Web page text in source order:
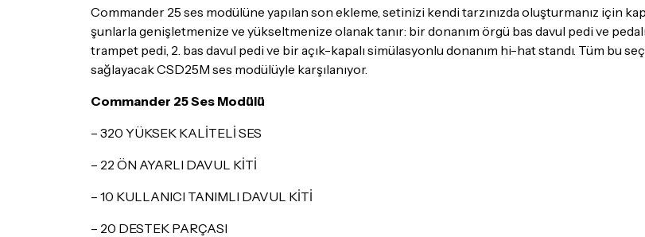
Commander 25 ses modülüne yapılan son ekleme, setinizi kendi tarzınızda oluşturmanız için
şunlarla genişletmenize ve yükseltmenize olanak tanır: bir donanım örgü bas davul pedi ve
trampet pedi, 2. bas davul pedi ve bir açık-kapalı simülasyonlu donanım hi-hat standı. Tüm bu
sağlayacak CSD25M ses modülüyle karşılanıyor.
Commander 25 Ses Modülü
– 320 YÜKSEK KALİTELİ SES
– 22 ÖN AYARLI DAVUL KİTİ
– 10 KULLANICI TANIMLI DAVUL KİTİ
– 20 DESTEK PARÇASI